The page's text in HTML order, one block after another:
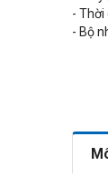
- Thời
- Bộ